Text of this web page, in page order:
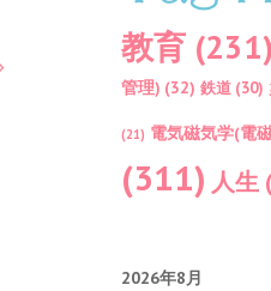
教育 (231)
管理) (32) 鉄道 (30)
(21) 電気磁気学(電
(311) 人生
2026年8月